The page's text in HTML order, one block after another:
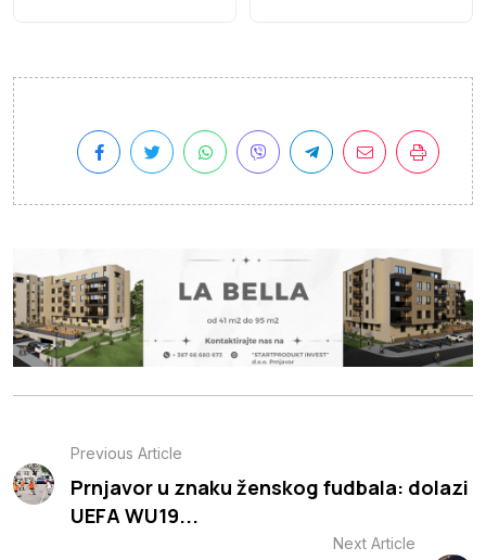
Previous Article
Prnjavor u znaku ženskog fudbala: dolazi
UEFA WU19...
Next Article